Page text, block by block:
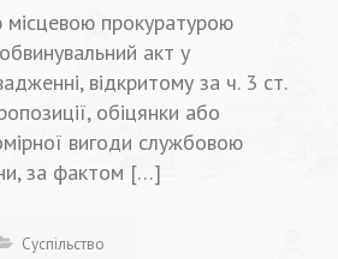
місцевою прокуратурою
акт у
відкритому за ч. 3 ст.
обіцянки або
вигоди службовою
за фактом […]
Суспільство